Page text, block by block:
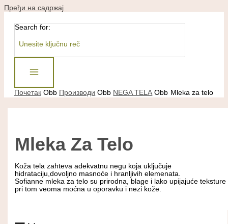
Пређи на садржај
Search for:
Почетак Производи NEGA TELA Mleka za telo
Mleka Za Telo
Koža tela zahteva adekvatnu negu koja uključuje
hidrataciju,dovoljno masnoće i hranljivih elemenata.
Sofianne mleka za telo su prirodna, blage i lako upijajuće teksture
pri tom veoma moćna u oporavku i nezi kože.